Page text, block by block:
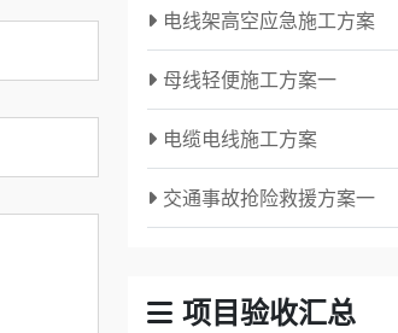
电线架高空应急施工方案
母线轻便施工方案一
电缆电线施工方案
交通事故抢险救援方案一
项目验收汇总